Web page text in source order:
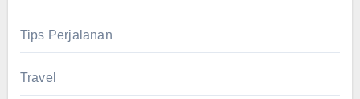
Tips Perjalanan
Travel